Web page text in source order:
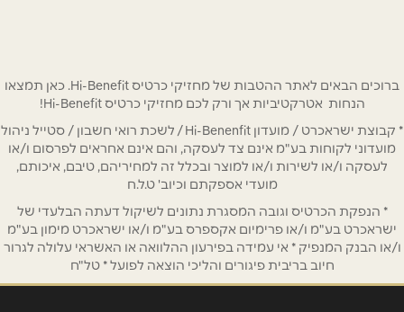
אימייל*
נושא *
הודעה *
ברוכים הבאים לאתר ההטבות של מחזיקי כרטיס Hi-Benefit. כאן תמצאו
הנחות אטרקטיביות אך ורק לכם מחזיקי כרטיס Hi-Benefit!
* קבוצת ישראכרט / מועדון Hi-Benenfit / לשכת רואי חשבון / סטייל ניהול
מועדוני לקוחות בע"מ אינם צד לעסקה, והם אינם אחראים לפרסום ו/או
לעסקה ו/או לשירות ו/או למוצר ובכלל זה למחיריהם, טיבם, איכותם,
מועדי אספקתם וכיוב' ט.ל.ח
* הנפקת הכרטיס וגובה המסגרת נתונים לשיקול דעתה הבלעדי של
ישראכרט בע"מ ו/או פרימיום אקספרס בע"מ ו/או ישראכרט מימון בע"מ
ו/או הבנק המנפיק * אי עמידה בפירעון ההלוואה או האשראי עלולה לגרור
חיוב בריבית פיגורים והליכי הוצאה לפועל * טל"ח